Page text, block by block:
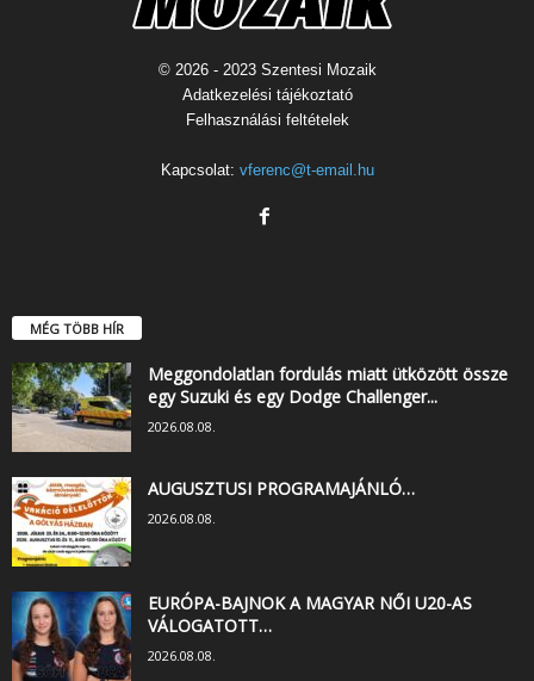
© 2026 - 2023 Szentesi Mozaik
Adatkezelési tájékoztató
Felhasználási feltételek
Kapcsolat: vferenc@t-email.hu
MÉG TÖBB HÍR
Meggondolatlan fordulás miatt ütközött össze
egy Suzuki és egy Dodge Challenger...
2026.08.08.
AUGUSZTUSI PROGRAMAJÁNLÓ…
2026.08.08.
EURÓPA-BAJNOK A MAGYAR NŐI U20-AS
VÁLOGATOTT…
2026.08.08.